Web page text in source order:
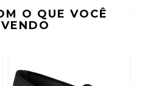
O QUE VOCÊ